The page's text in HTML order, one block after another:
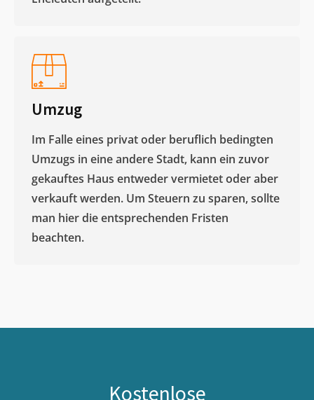
Umzug
Im Falle eines privat oder beruflich bedingten
Umzugs in eine andere Stadt, kann ein zuvor
gekauftes Haus entweder vermietet oder aber
verkauft werden. Um Steuern zu sparen, sollte
man hier die entsprechenden Fristen
beachten.
Kostenlose